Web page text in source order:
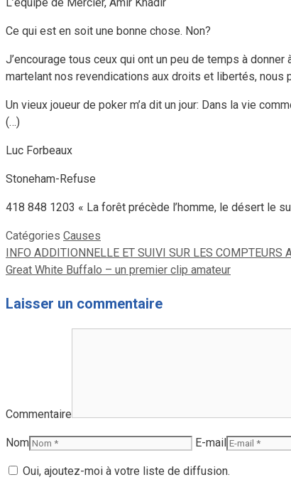
L’équipe de Mercier, Amir Khadir
Ce qui est en soit une bonne chose. Non?
J’encourage tous ceux qui ont un peu de temps à
martelant nos revendications aux droits et libertés, nous
Un vieux joueur de poker m’a dit un jour: Dans la vie
(…)
Luc Forbeaux
Stoneham-Refuse
418 848 1203 « La forêt précède l’homme, le désert le
Catégories Causes
INFO ADDITIONNELLE ET SUIVI SUR LES COMPTEURS
Great White Buffalo – un premier clip amateur
Laisser un commentaire
Commentaire
Nom E-mail
Oui, ajoutez-moi à votre liste de diffusion.